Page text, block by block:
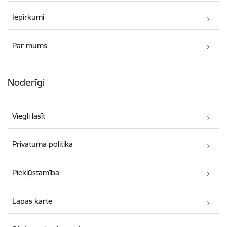
Iepirkumi
Par mums
Noderīgi
Viegli lasīt
Privātuma politika
Piekļūstamība
Lapas karte